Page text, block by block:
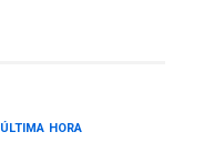
ÚLTIMA HORA